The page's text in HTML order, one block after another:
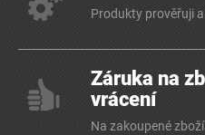
Produkty prověřuji
Záruka na
vrácení
Na zakoupené